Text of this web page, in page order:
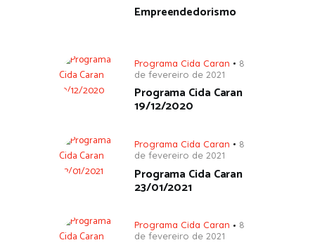
Empreendedorismo
Programa Cida Caran
8
de fevereiro de 2021
Programa Cida Caran
19/12/2020
Programa Cida Caran
8
de fevereiro de 2021
Programa Cida Caran
23/01/2021
Programa Cida Caran
8
de fevereiro de 2021